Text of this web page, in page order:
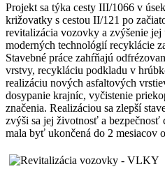
Projekt sa týka cesty III/1066 v
križovatky s cestou II/121 po
revitalizácia vozovky a zvýšenie jej
moderných technológií recyklácie
Stavebné práce zahŕňajú
vrstvy, recykláciu podkladu v
realizáciu nových asfaltových
dosypanie krajníc, vyčistenie
značenia. Realizáciou sa zlepší
zvýši sa jej životnosť a bezpečnosť
mala byť ukončená do 2 mesiacov